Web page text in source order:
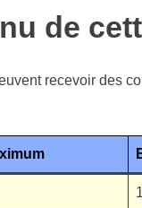
de
recevoir des